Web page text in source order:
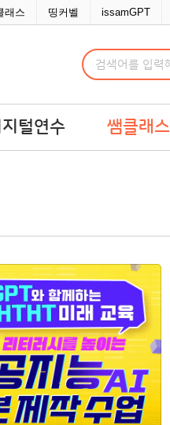
래스 띵커벨 issamGPT
털연수
예산견적
쌤클래스
쌤바이브